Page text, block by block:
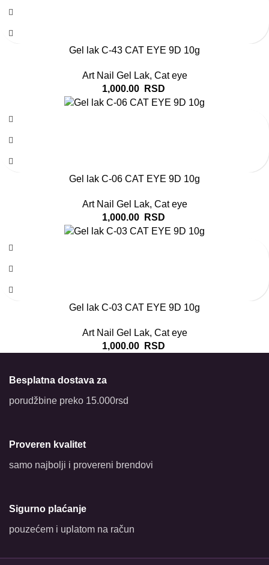
Gel lak C-43 CAT EYE 9D 10g
Art Nail Gel Lak, Cat eye
1,000.00
RSD
Gel lak C-06 CAT EYE 9D 10g
Art Nail Gel Lak, Cat eye
1,000.00
RSD
Gel lak C-03 CAT EYE 9D 10g
Art Nail Gel Lak, Cat eye
1,000.00
RSD
Besplatna dostava za
porudžbine preko 15.000rsd
Proveren kvalitet
samo najbolji i provereni brendovi
Sigurno plaćanje
pouzećem i uplatom na račun